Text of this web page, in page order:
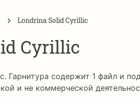
Londrina Solid Cyrillic
Cyrillic
Гарнитура содержит 1 файл и
и не коммерческой